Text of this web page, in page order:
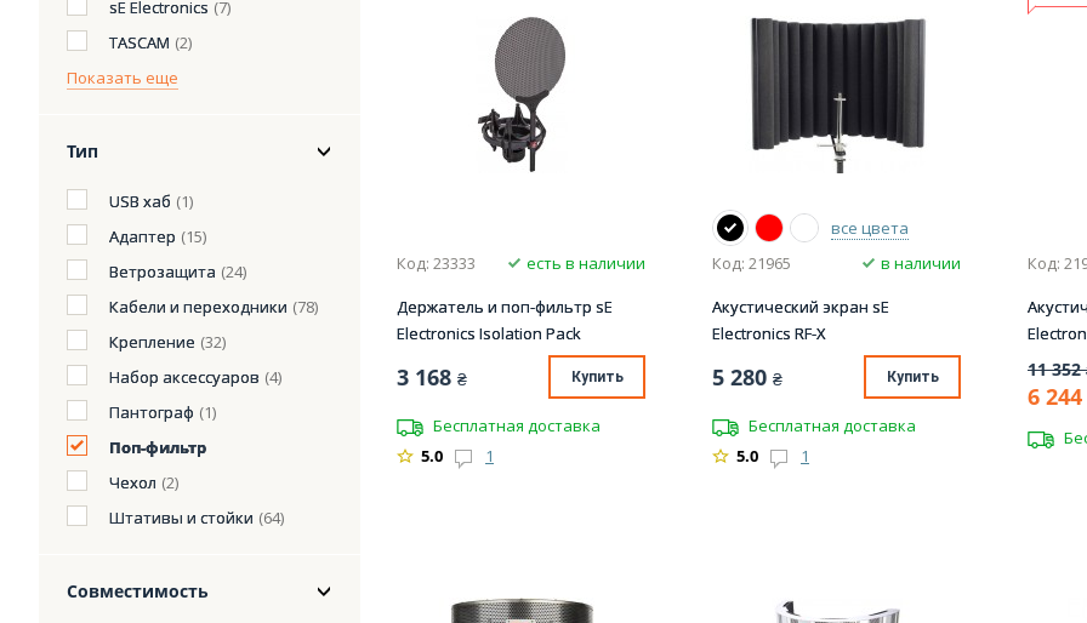
sE Electronics (7)
TASCAM (2)
Показать еще
Тип
USB хаб (1)
Адаптер (15)
Ветрозащита (24)
Кабели и переходники (78)
Крепление (32)
Набор аксессуаров (4)
Пантограф (1)
Поп-фильтр
Чехол (2)
Штативы и стойки (64)
Совместимость
Код: 23333
есть в наличии
Держатель и поп-фильтр sE
Electronics Isolation Pack
3 168 ₴ Купить
Бесплатная доставка
5.0
1
все цвета
Код: 21965
в наличии
Акустический экран sE
Electronics RF-X
5 280 ₴ Купить
Бесплатная доставка
5.0
1
Код:
11 352
6 244